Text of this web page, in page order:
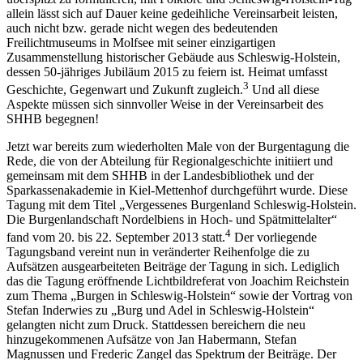
allein lässt sich auf Dauer keine gedeihliche Vereinsarbeit leisten,
auch nicht bzw. gerade nicht wegen des bedeutenden
Freilichtmuseums in Molfsee mit seiner einzigartigen
Zusammenstellung historischer Gebäude aus Schleswig-Holstein,
dessen 50-jähriges Jubiläum 2015 zu feiern ist. Heimat umfasst
Geschichte, Gegenwart und Zukunft zugleich.3 Und all diese
Aspekte müssen sich sinnvoller Weise in der Vereinsarbeit des
SHHB begegnen!
Jetzt war bereits zum wiederholten Male von der Burgentagung die
Rede, die von der Abteilung für Regionalgeschichte initiiert und
gemeinsam mit dem SHHB in der Landesbibliothek und der
Sparkassenakademie in Kiel-Mettenhof durchgeführt wurde. Diese
Tagung mit dem Titel „Vergessenes Burgenland Schleswig-Holstein.
Die Burgenlandschaft Nordelbiens in Hoch- und Spätmittelalter“
fand vom 20. bis 22. September 2013 statt.4 Der vorliegende
Tagungsband vereint nun in veränderter Reihenfolge die zu
Aufsätzen ausgearbeiteten Beiträge der Tagung in sich. Lediglich
das die Tagung eröffnende Lichtbildreferat von Joachim Reichstein
zum Thema „Burgen in Schleswig-Holstein“ sowie der Vortrag von
Stefan Inderwies zu „Burg und Adel in Schleswig-Holstein“
gelangten nicht zum Druck. Stattdessen bereichern die neu
hinzugekommenen Aufsätze von Jan Habermann, Stefan
Magnussen und Frederic Zangel das Spektrum der Beiträge. Der